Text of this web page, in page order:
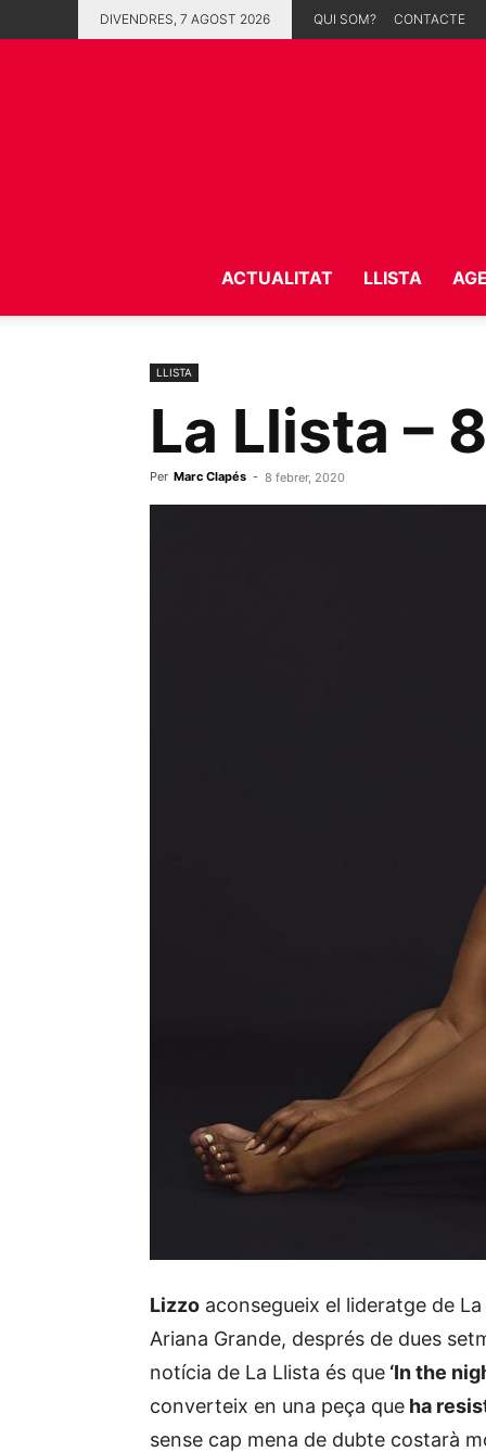
DIVENDRES, 7 AGOST 2026 QUI SOM? CONTACTE
ACTUALITAT LLISTA
LLISTA
La Llista –
Per Marc Clapés - 8 febrer, 2020
Lizzo aconsegueix el lideratge de La
Ariana Grande, després de dues
notícia de La Llista és que ‘In the
converteix en una peça que ha
sense cap mena de dubte costarà